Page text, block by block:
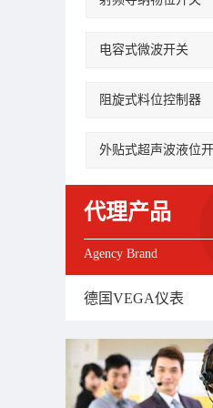
电容式微波开关
阻旋式料位控制器
外贴式超声波液位
代理产品
Agency Brand
德国VEGA仪表